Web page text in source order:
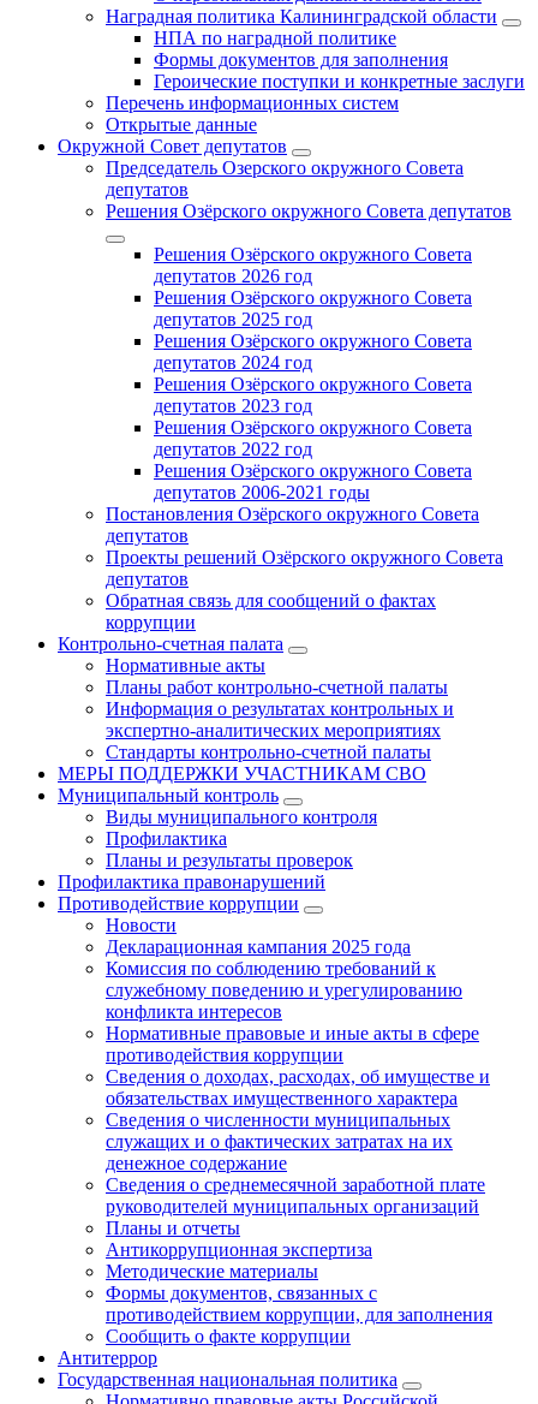
Наградная политика Калининградской области
НПА по наградной политике
Формы документов для заполнения
Героические поступки и конкретные заслуги
Перечень информационных систем
Открытые данные
Окружной Совет депутатов
Председатель Озерского окружного Совета
депутатов
Решения Озёрского окружного Совета депутатов
Решения Озёрского окружного Совета
депутатов 2026 год
Решения Озёрского окружного Совета
депутатов 2025 год
Решения Озёрского окружного Совета
депутатов 2024 год
Решения Озёрского окружного Совета
депутатов 2023 год
Решения Озёрского окружного Совета
депутатов 2022 год
Решения Озёрского окружного Совета
депутатов 2006-2021 годы
Постановления Озёрского окружного Совета
депутатов
Проекты решений Озёрского окружного Совета
депутатов
Обратная связь для сообщений о фактах
коррупции
Контрольно-счетная палата
Нормативные акты
Планы работ контрольно-счетной палаты
Информация о результатах контрольных и
экспертно-аналитических мероприятиях
Стандарты контрольно-счетной палаты
МЕРЫ ПОДДЕРЖКИ УЧАСТНИКАМ СВО
Муниципальный контроль
Виды муниципального контроля
Профилактика
Планы и результаты проверок
Профилактика правонарушений
Противодействие коррупции
Новости
Декларационная кампания 2025 года
Комиссия по соблюдению требований к
служебному поведению и урегулированию
конфликта интересов
Нормативные правовые и иные акты в сфере
противодействия коррупции
Сведения о доходах, расходах, об имуществе и
обязательствах имущественного характера
Сведения о численности муниципальных
служащих и о фактических затратах на их
денежное содержание
Сведения о среднемесячной заработной плате
руководителей муниципальных организаций
Планы и отчеты
Антикоррупционная экспертиза
Методические материалы
Формы документов, связанных с
противодействием коррупции, для заполнения
Сообщить о факте коррупции
Антитеррор
Государственная национальная политика